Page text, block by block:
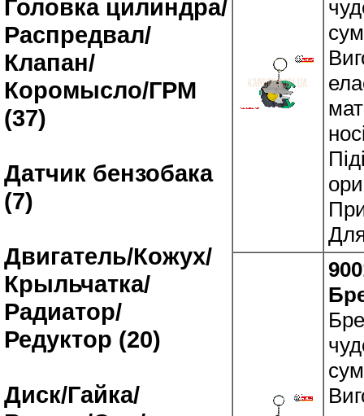
Головка цилиндра/
Распредвал/
Клапан/
Коромысло/ГРМ
(37)
Датчик бензобака
(7)
Двигатель/Кожух/
Крыльчатка/
Радиатор/
Редуктор (20)
Диск/Гайка/